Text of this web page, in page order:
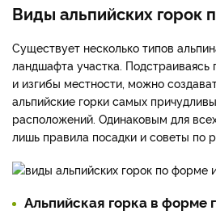
Виды альпийских горок
Существует несколько типов
ландшафта участка.
и изгибы местности, можно
альпийские горки самых
расположений. Одинаковым для
лишь правила посадки и советы по
Альпийская горка в форме